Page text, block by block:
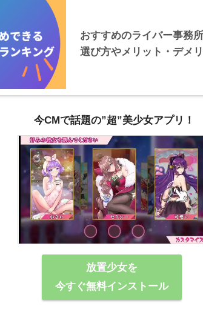
おすすめのライバー事務
選び方やメリット・デメ
今CMで話題の”超”美少女アプリ！
放置少女を
今すぐ無料インストール